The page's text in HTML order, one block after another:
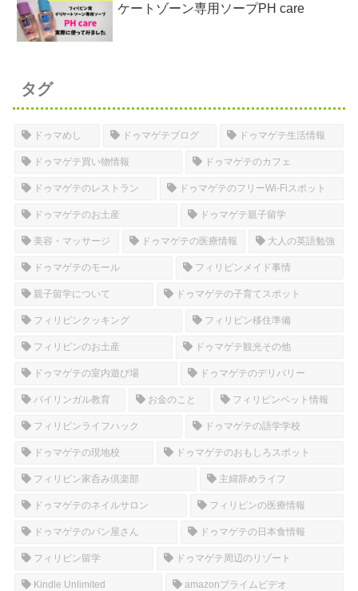
ケートゾーン専用ソープPH care
タグ
ドゥマめし ドゥマゲテブログ ドゥマゲテ生活情報
ドゥマゲテ買い物情報 ドゥマゲテのカフェ
ドゥマゲテのレストラン ドゥマゲテのフリーWi-Fiスポット
ドゥマゲテのお土産 ドゥマゲテ親子留学
美容・マッサージ ドゥマゲテの医療情報 大人の英語勉強
ドゥマゲテのモール フィリピンメイド事情
親子留学について ドゥマゲテの子育てスポット
フィリピンクッキング フィリピン移住準備
フィリピンのお土産 ドゥマゲテ観光その他
ドゥマゲテの室内遊び場 ドゥマゲテのデリバリー
バイリンガル教育 お金のこと フィリピンペット情報
フィリピンライフハック ドゥマゲテの語学学校
ドゥマゲテの現地校 ドゥマゲテのおもしろスポット
フィリピン家呑み倶楽部 主婦辞めライフ
ドゥマゲテのネイルサロン フィリピンの医療情報
ドゥマゲテのパン屋さん ドゥマゲテの日本食情報
フィリピン留学 ドゥマゲテ周辺のリゾート
Kindle Unlimited amazonプライムビデオ